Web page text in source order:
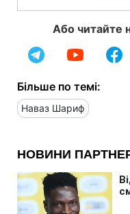
Або читайте
Більше по темі:
Наваз Шариф